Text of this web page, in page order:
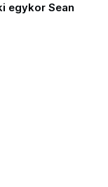
egykor Sean